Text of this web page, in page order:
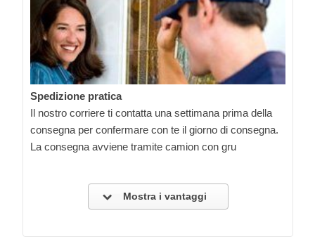
Spedizione pratica
Il nostro corriere ti contatta una settimana prima della
consegna per confermare con te il giorno di consegna.
La consegna avviene tramite camion con gru
Mostra i vantaggi